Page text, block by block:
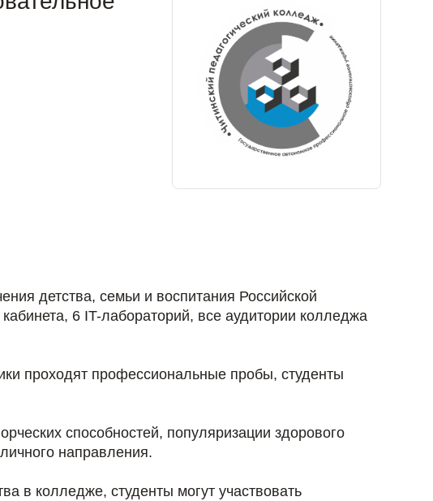
детства, семьи и воспитания Российской
6 IT-лабораторий, все аудитории колледжа
проходят профессиональные пробы, студенты
способностей, популяризации здорового
направления.
в колледже, студенты могут участвовать